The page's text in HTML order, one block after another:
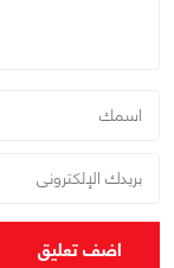
اضف تعليق